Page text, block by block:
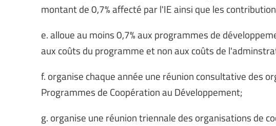
montant de 0,7% affecté par l'IE ainsi que les
e. alloue au moins 0,7% aux programmes de
aux coûts du programme et non aux coûts de
f. organise chaque année une réunion consultative des
Programmes de Coopération au Développement;
g. organise une réunion triennale des organisations de